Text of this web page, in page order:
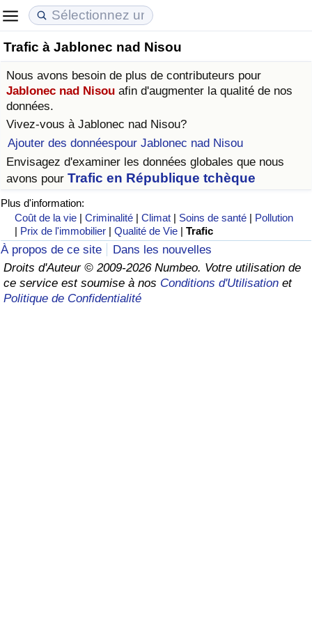
Trafic à Jablonec nad Nisou
Nous avons besoin de plus de contributeurs pour
Jablonec nad Nisou afin d'augmenter la qualité de nos
données.
Vivez-vous à Jablonec nad Nisou?
Ajouter des donnéespour Jablonec nad Nisou
Envisagez d'examiner les données globales que nous
avons pour Trafic en République tchèque
Plus d'information:
Coût de la vie |Criminalité |Climat | Soins de santé | Pollution
| Prix de l'immobilier |Qualité de Vie |Trafic
À propos de ce site
Dans les nouvelles
Droits d'Auteur © 2009-2026 Numbeo. Votre utilisation de
ce service est soumise à nos Conditions d'Utilisation et
Politique de Confidentialité
Coût de la vie
Indice du Coût de la Vie (Actuel)
Indice du Coût de la Vie
Indice du coût de la vie par pays
à Akaba
Prix de l'immobilier
Indice des Prix de l'immobilier (Actuel)
Indice des Prix de l'immobilier
Indice des Prix de l'immobilier par Pays
Qualité de Vie
Indice de Qualité de Vie
Indice de Qualité de Vie (Actuel)
Indice de qualité de vie par pays
Criminalité
Indice de Criminalité (Actuel)
Indice de Criminalité
Indice de criminalité par pays